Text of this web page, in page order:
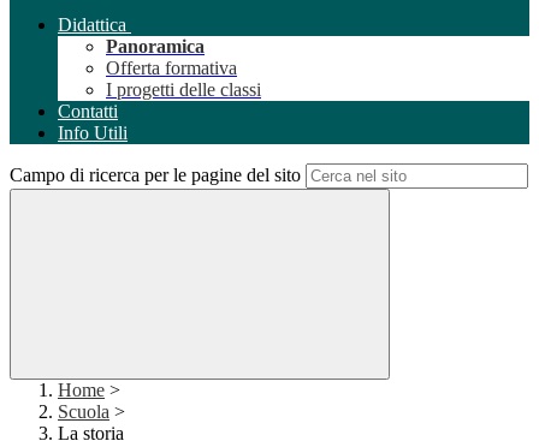
Didattica
Panoramica
Offerta formativa
I progetti delle classi
Contatti
Info Utili
Campo di ricerca per le pagine del sito
Home >
Scuola >
La storia